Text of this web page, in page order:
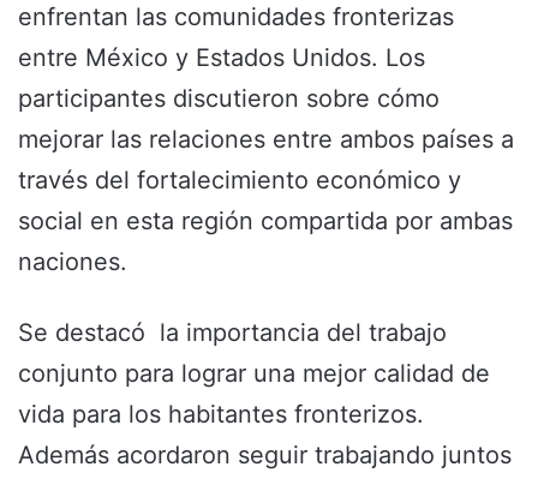
enfrentan las comunidades fronterizas
entre México y Estados Unidos. Los
participantes discutieron sobre cómo
mejorar las relaciones entre ambos países a
través del fortalecimiento económico y
social en esta región compartida por ambas
naciones.
Se destacó la importancia del trabajo
conjunto para lograr una mejor calidad de
vida para los habitantes fronterizos.
Además acordaron seguir trabajando juntos